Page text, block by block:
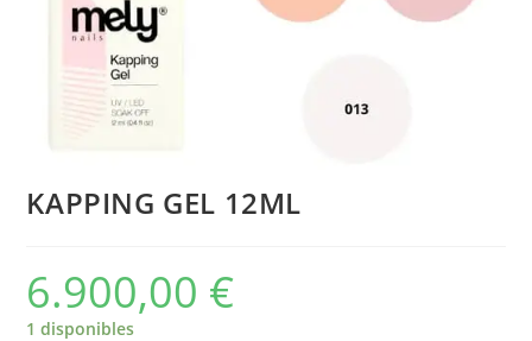
KAPPING GEL 12ML
6.900,00 €
1 disponibles